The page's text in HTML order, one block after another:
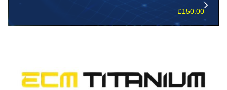
£150.00